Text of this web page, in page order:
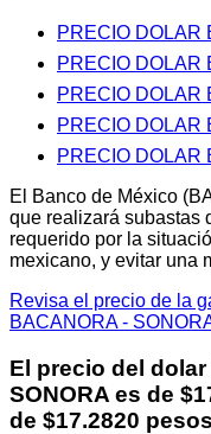
PRECIO DOLAR
PRECIO DOLAR
PRECIO DOLAR
PRECIO DOLAR
PRECIO DOLAR
El Banco de México
que realizará subastas
requerido por la
mexicano, y evitar una
Revisa el precio de la
BACANORA -
El precio del
SONORA es de
de $17.2820